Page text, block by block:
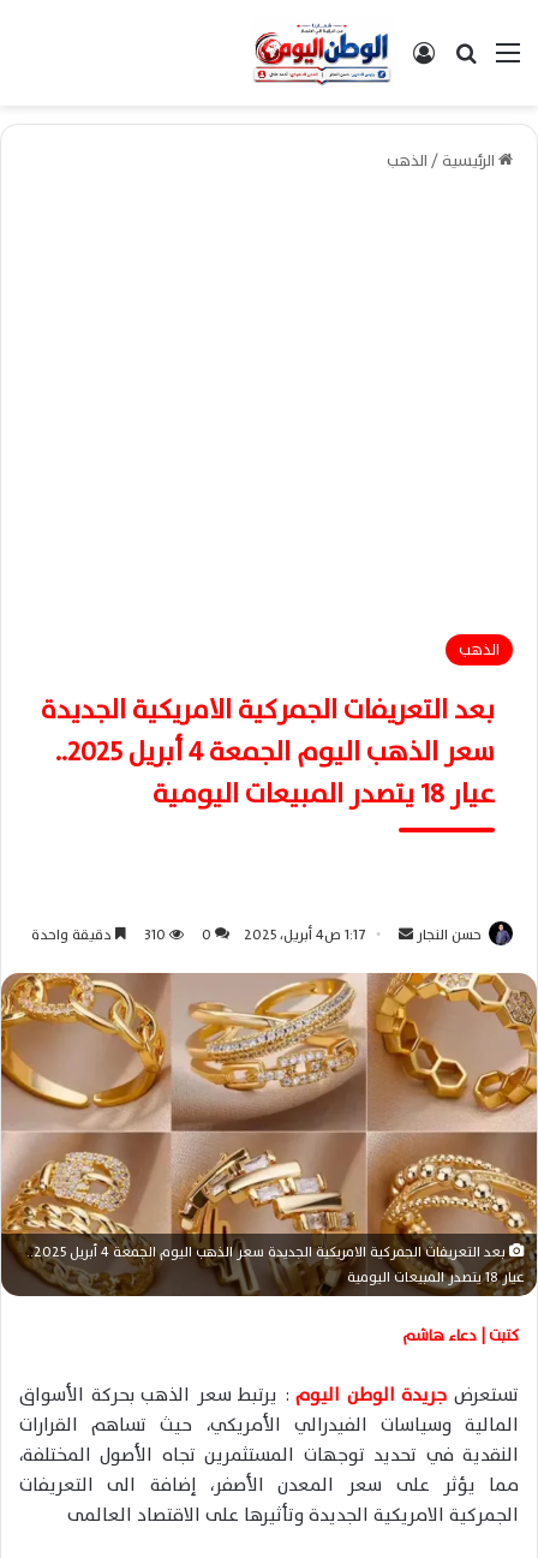
القائمةبحث عن تسجيل الدخول
الرئيسية/الذهب
الذهب
بعد التعريفات الجمركية الامريكية الجديدة
سعر الذهب اليوم الجمعة 4 أبريل 2025..
عيار 18 يتصدر المبيعات اليومية
حسن النجار
س
ل
ب
ر
د
ا
إ
ل
ك
ت
ي
ا
1:17 ص4 أبريل، 2025 0
310 دقيقة واحدة
بعد التعريفات الجمركية الامريكية الجديدة سعر الذهب اليوم الجمعة 4 أبريل 2025..
عيار 18 يتصدر المبيعات اليومية
كتبت | دعاء هاشم
تستعرض جريدة الوطن اليوم : يرتبط سعر الذهب بحركة الأسواق
المالية وسياسات الفيدرالي الأمريكي، حيث تساهم القرارات
النقدية في تحديد توجهات المستثمرين تجاه الأصول المختلفة،
مما يؤثر على سعر المعدن الأصفر، إضافة الى التعريفات
الجمركية الامريكية الجديدة وتأثيرها على الاقتصاد العالمى